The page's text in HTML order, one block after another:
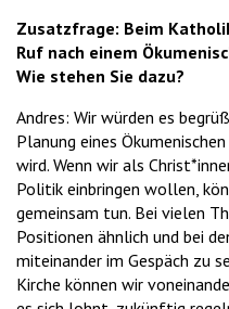
Zusatzfrage: Beim
Ruf nach einem
Wie stehen Sie dazu?
Andres: Wir würden es
Planung eines
wird. Wenn wir als
Politik einbringen wollen,
gemeinsam tun. Bei vielen
Positionen ähnlich und bei
miteinander im Gespäch zu
Kirche können wir